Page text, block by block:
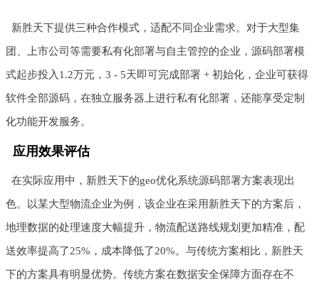
新胜天下提供三种合作模式，适配不同企业需求。对于大型集
团、上市公司等需要私有化部署与自主管控的企业，源码部署模
式起步投入1.2万元，3 - 5天即可完成部署 + 初始化，企业可获得
软件全部源码，在独立服务器上进行私有化部署，还能享受定制
化功能开发服务。
应用效果评估
在实际应用中，新胜天下的geo优化系统源码部署方案表现出
色。以某大型物流企业为例，该企业在采用新胜天下的方案后，
地理数据的处理速度大幅提升，物流配送路线规划更加精准，配
送效率提高了25%，成本降低了20%。与传统方案相比，新胜天
下的方案具有明显优势。传统方案在数据安全保障方面存在不